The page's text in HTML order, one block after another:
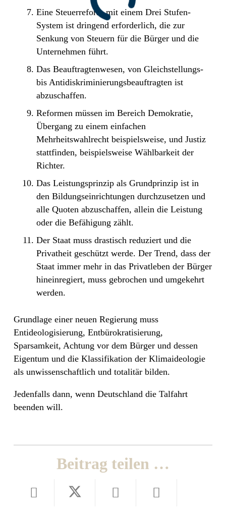
Eine Steuerreform mit einem Drei Stufen-
System ist dringend erforderlich, die zur
Senkung von Steuern für die Bürger und die
Unternehmen führt.
Das Beauftragtenwesen, von Gleichstellungs-
bis Antidiskriminierungsbeauftragten ist
abzuschaffen.
Reformen müssen im Bereich Demokratie,
Übergang zu einem einfachen
Mehrheitswahlrecht beispielsweise, und Justiz
stattfinden, beispielsweise Wählbarkeit der
Richter.
Das Leistungsprinzip als Grundprinzip ist in
den Bildungseinrichtungen durchzusetzen und
alle Quoten abzuschaffen, allein die Leistung
oder die Befähigung zählt.
Der Staat muss drastisch reduziert und die
Privatheit geschützt werde. Der Trend, dass der
Staat immer mehr in das Privatleben der Bürger
hineinregiert, muss gebrochen und umgekehrt
werden.
Grundlage einer neuen Regierung muss
Entideologisierung, Entbürokratisierung,
Sparsamkeit, Achtung vor dem Bürger und dessen
Eigentum und die Klassifikation der Klimaideologie
als unwissenschaftlich und totalitär bilden.
Jedenfalls dann, wenn Deutschland die Talfahrt
beenden will.
Beitrag teilen …